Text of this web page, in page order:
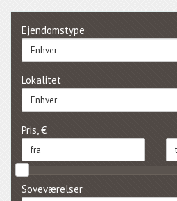
Ejendomstype
Enhver
Lokalitet
Enhver
Pris, €
Soveværelser